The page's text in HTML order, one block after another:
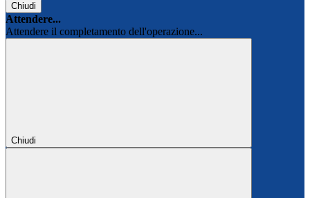
Chiudi
Attendere...
Attendere il completamento dell'operazione...
Chiudi